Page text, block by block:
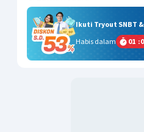
Ikuti Tryout SNBT
Habis dalam
01 :